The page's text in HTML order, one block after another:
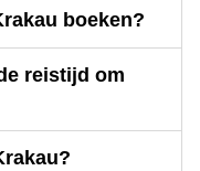
boeken?
reistijd om